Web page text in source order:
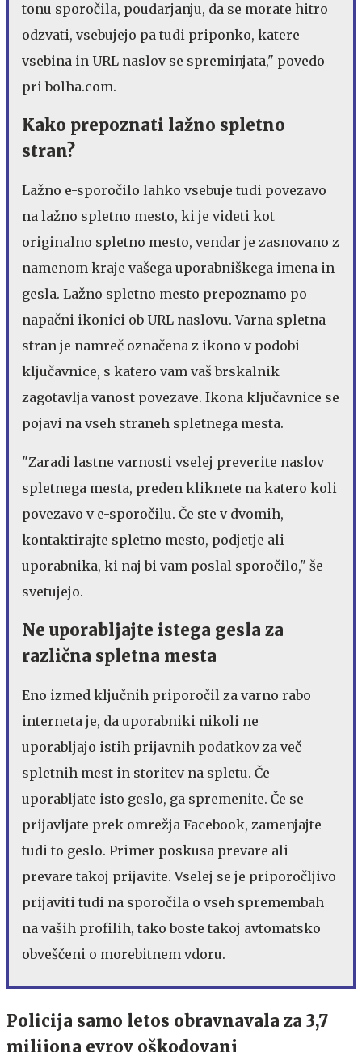
tonu sporočila, poudarjanju, da se morate hitro
odzvati, vsebujejo pa tudi priponko, katere
vsebina in URL naslov se spreminjata," povedo
pri bolha.com.
Kako prepoznati lažno spletno
stran?
Lažno e-sporočilo lahko vsebuje tudi povezavo
na lažno spletno mesto, ki je videti kot
originalno spletno mesto, vendar je zasnovano z
namenom kraje vašega uporabniškega imena in
gesla. Lažno spletno mesto prepoznamo po
napačni ikonici ob URL naslovu. Varna spletna
stran je namreč označena z ikono v podobi
ključavnice, s katero vam vaš brskalnik
zagotavlja vanost povezave. Ikona ključavnice se
pojavi na vseh straneh spletnega mesta.
"Zaradi lastne varnosti vselej preverite naslov
spletnega mesta, preden kliknete na katero koli
povezavo v e-sporočilu. Če ste v dvomih,
kontaktirajte spletno mesto, podjetje ali
uporabnika, ki naj bi vam poslal sporočilo," še
svetujejo.
Ne uporabljajte istega gesla za
različna spletna mesta
Eno izmed ključnih priporočil za varno rabo
interneta je, da uporabniki nikoli ne
uporabljajo istih prijavnih podatkov za več
spletnih mest in storitev na spletu. Če
uporabljate isto geslo, ga spremenite. Če se
prijavljate prek omrežja Facebook, zamenjajte
tudi to geslo. Primer poskusa prevare ali
prevare takoj prijavite. Vselej se je priporočljivo
prijaviti tudi na sporočila o vseh spremembah
na vaših profilih, tako boste takoj avtomatsko
obveščeni o morebitnem vdoru.
Policija samo letos obravnavala za 3,7
milijona evrov oškodovanj